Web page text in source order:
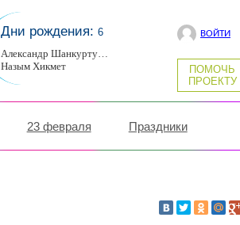
Дни рождения: 6
Александр Шанкурту…
Назым Хикмет
ВОЙТИ
ПОМОЧЬ
ПРОЕКТУ
23 февраля Праздники